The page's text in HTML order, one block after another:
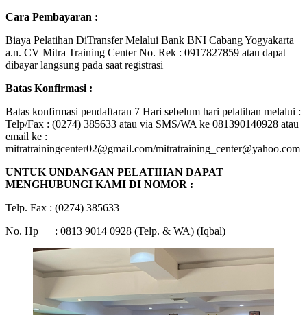
Cara Pembayaran :
Biaya Pelatihan DiTransfer Melalui Bank BNI Cabang Yogyakarta
a.n. CV Mitra Training Center No. Rek : 0917827859 atau dapat
dibayar langsung pada saat registrasi
Batas Konfirmasi :
Batas konfirmasi pendaftaran 7 Hari sebelum hari pelatihan melalui :
Telp/Fax : (0274) 385633 atau via SMS/WA ke 081390140928 atau
email ke :
mitratrainingcenter02@gmail.com/mitratraining_center@yahoo.com
UNTUK UNDANGAN PELATIHAN DAPAT
MENGHUBUNGI KAMI DI NOMOR :
Telp. Fax : (0274) 385633
No. Hp : 0813 9014 0928 (Telp. & WA) (Iqbal)